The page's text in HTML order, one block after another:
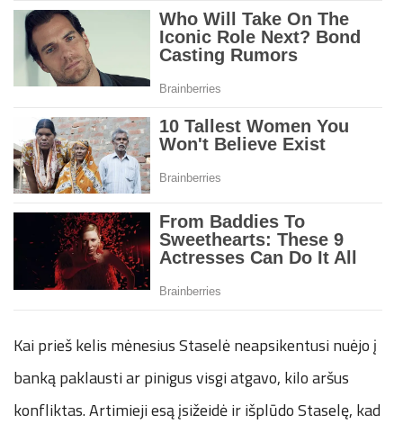
Kai prieš kelis mėnesius Staselė neapsikentusi nuėjo į
banką paklausti ar pinigus visgi atgavo, kilo aršus
konfliktas. Artimieji esą įsižeidė ir išplūdo Staselę, kad